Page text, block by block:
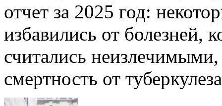
отчет за 2025 год:
избавились от болезней,
считались неизлечимыми,
смертность от